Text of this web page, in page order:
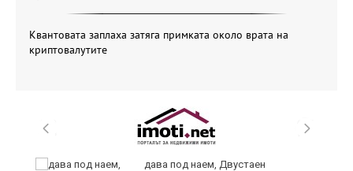
Квантовата заплаха затяга примката около врата на
криптовалутите
дава под наем, Двустаен